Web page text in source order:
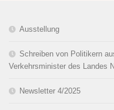
Ausstellung
Schreiben von Politikern
Verkehrsminister des Landes
Newsletter 4/2025